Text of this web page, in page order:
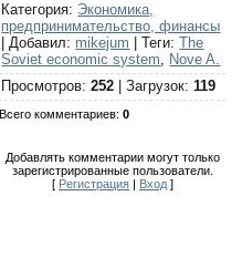
Категория: Экономика,
предпринимательство, финансы
|Добавил: mikejum |Теги:The
Soviet economic system, Nove A.
Просмотров:252 |Загрузок:119
Всего комментариев:0
Добавлять комментарии могут только
зарегистрированные пользователи.
[ Регистрация| Вход]